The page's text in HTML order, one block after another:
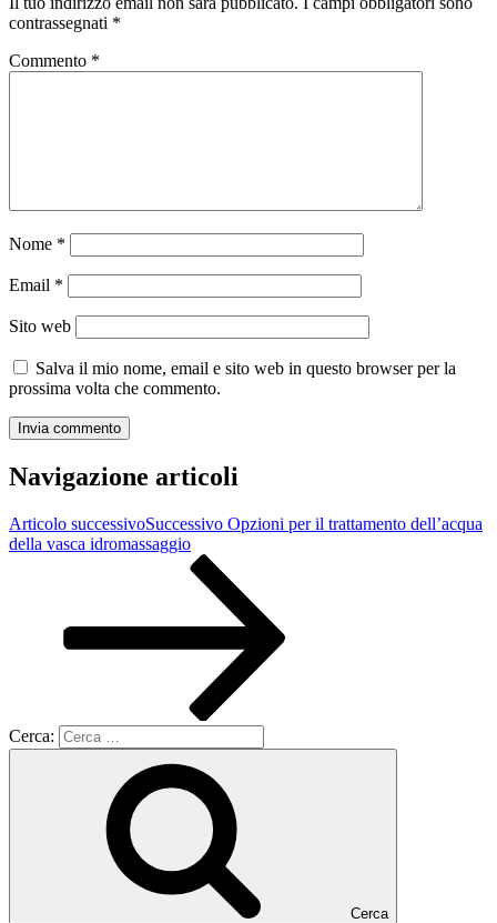
contrassegnati *
Commento *
Nome *
Email *
Sito web
Salva il mio nome, email e sito web in questo browser per la
prossima volta che commento.
Navigazione articoli
Articolo successivoSuccessivo Opzioni per il trattamento dell’acqua
della vasca idromassaggio
Cerca:
Cerca